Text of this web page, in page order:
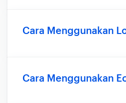
Cara Menggunakan
Cara Menggunakan